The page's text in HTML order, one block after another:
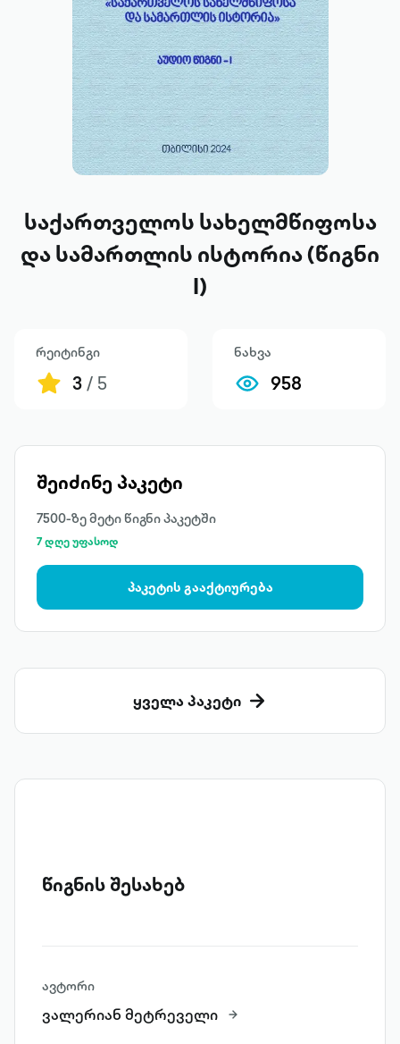
საქართველოს სახელმწიფოსა
და სამართლის ისტორია (წიგნი
I)
რეიტინგი
3/ 5
ნახვა
958
შეიძინე პაკეტი
7500-ზე მეტი წიგნი პაკეტში
7 დღე უფასოდ
პაკეტის გააქტიურება
ყველა პაკეტი
წიგნის შესახებ
ავტორი
ვალერიან მეტრეველი